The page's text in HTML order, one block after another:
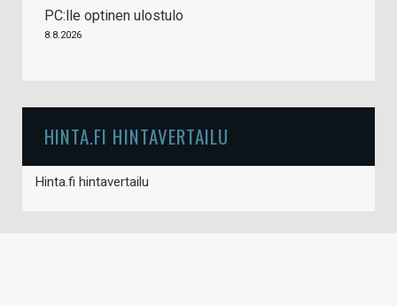
PC:lle optinen ulostulo
8.8.2026
HINTA.FI HINTAVERTAILU
Hinta.fi hintavertailu